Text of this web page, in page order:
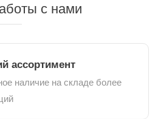
с нами
ассортимент
наличие на складе более